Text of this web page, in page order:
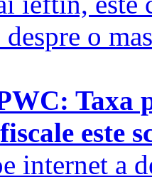
despre o
Taxa
este
internet a